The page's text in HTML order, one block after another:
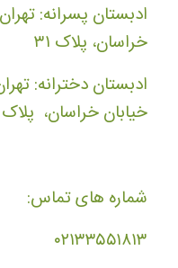
ادبستان پسرانه:
خراسان، پلاک ۳۱
ادبستان دخترانه:
خیابان خراسان، پلاک ۱۱.
شماره های تماس:
۰۲۱۳۳۵۵۱۸۱۳